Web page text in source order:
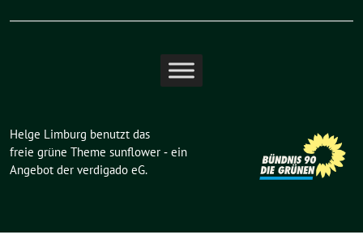
Helge Limburg benutzt das
freie grüne Theme sunflower ‐ ein
Angebot der verdigado eG.